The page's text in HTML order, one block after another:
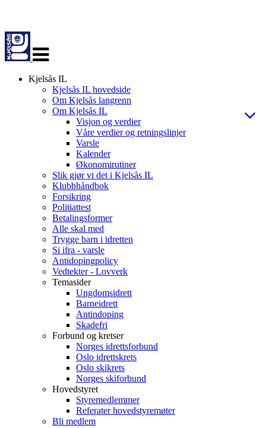
navigasjon
Kjelsås IL
Kjelsås IL hovedside
Om Kjelsås langrenn
Om Kjelsås IL
Visjon og verdier
Våre verdier og retningslinjer
Varsle
Kalender
Økonomirutiner
Slik gjør vi det i Kjelsås IL
Klubbhåndbok
Forsikring
Politiattest
Betalingsformer
Alle skal med
Trygge barn i idretten
Si ifra - varsle
Antidopingpolicy
Vedtekter - Lovverk
Temasider
Ungdomsidrett
Barneidrett
Antindoping
Skadefri
Forbund og kretser
Norges idrettsforbund
Oslo idrettskrets
Oslo skikrets
Norges skiforbund
Hovedstyret
Styremedlemmer
Referater hovedstyremøter
Bli medlem